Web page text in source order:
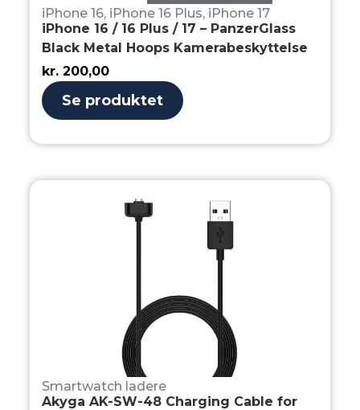
iPhone 16, iPhone 16 Plus, iPhone 17
iPhone 16 / 16 Plus / 17 – PanzerGlass
Black Metal Hoops Kamerabeskyttelse
kr. 200,00
Se produktet
Smartwatch ladere
Akyga AK-SW-48 Charging Cable for